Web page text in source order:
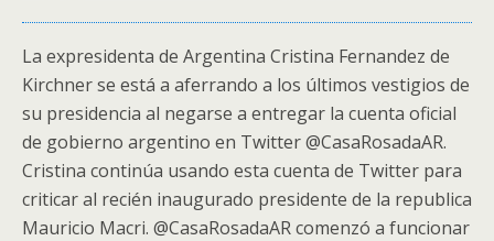
La expresidenta de Argentina Cristina Fernandez de
Kirchner se está a aferrando a los últimos vestigios de
su presidencia al negarse a entregar la cuenta oficial
de gobierno argentino en Twitter @CasaRosadaAR.
Cristina continúa usando esta cuenta de Twitter para
criticar al recién inaugurado presidente de la republica
Mauricio Macri. @CasaRosadaAR comenzó a funcionar